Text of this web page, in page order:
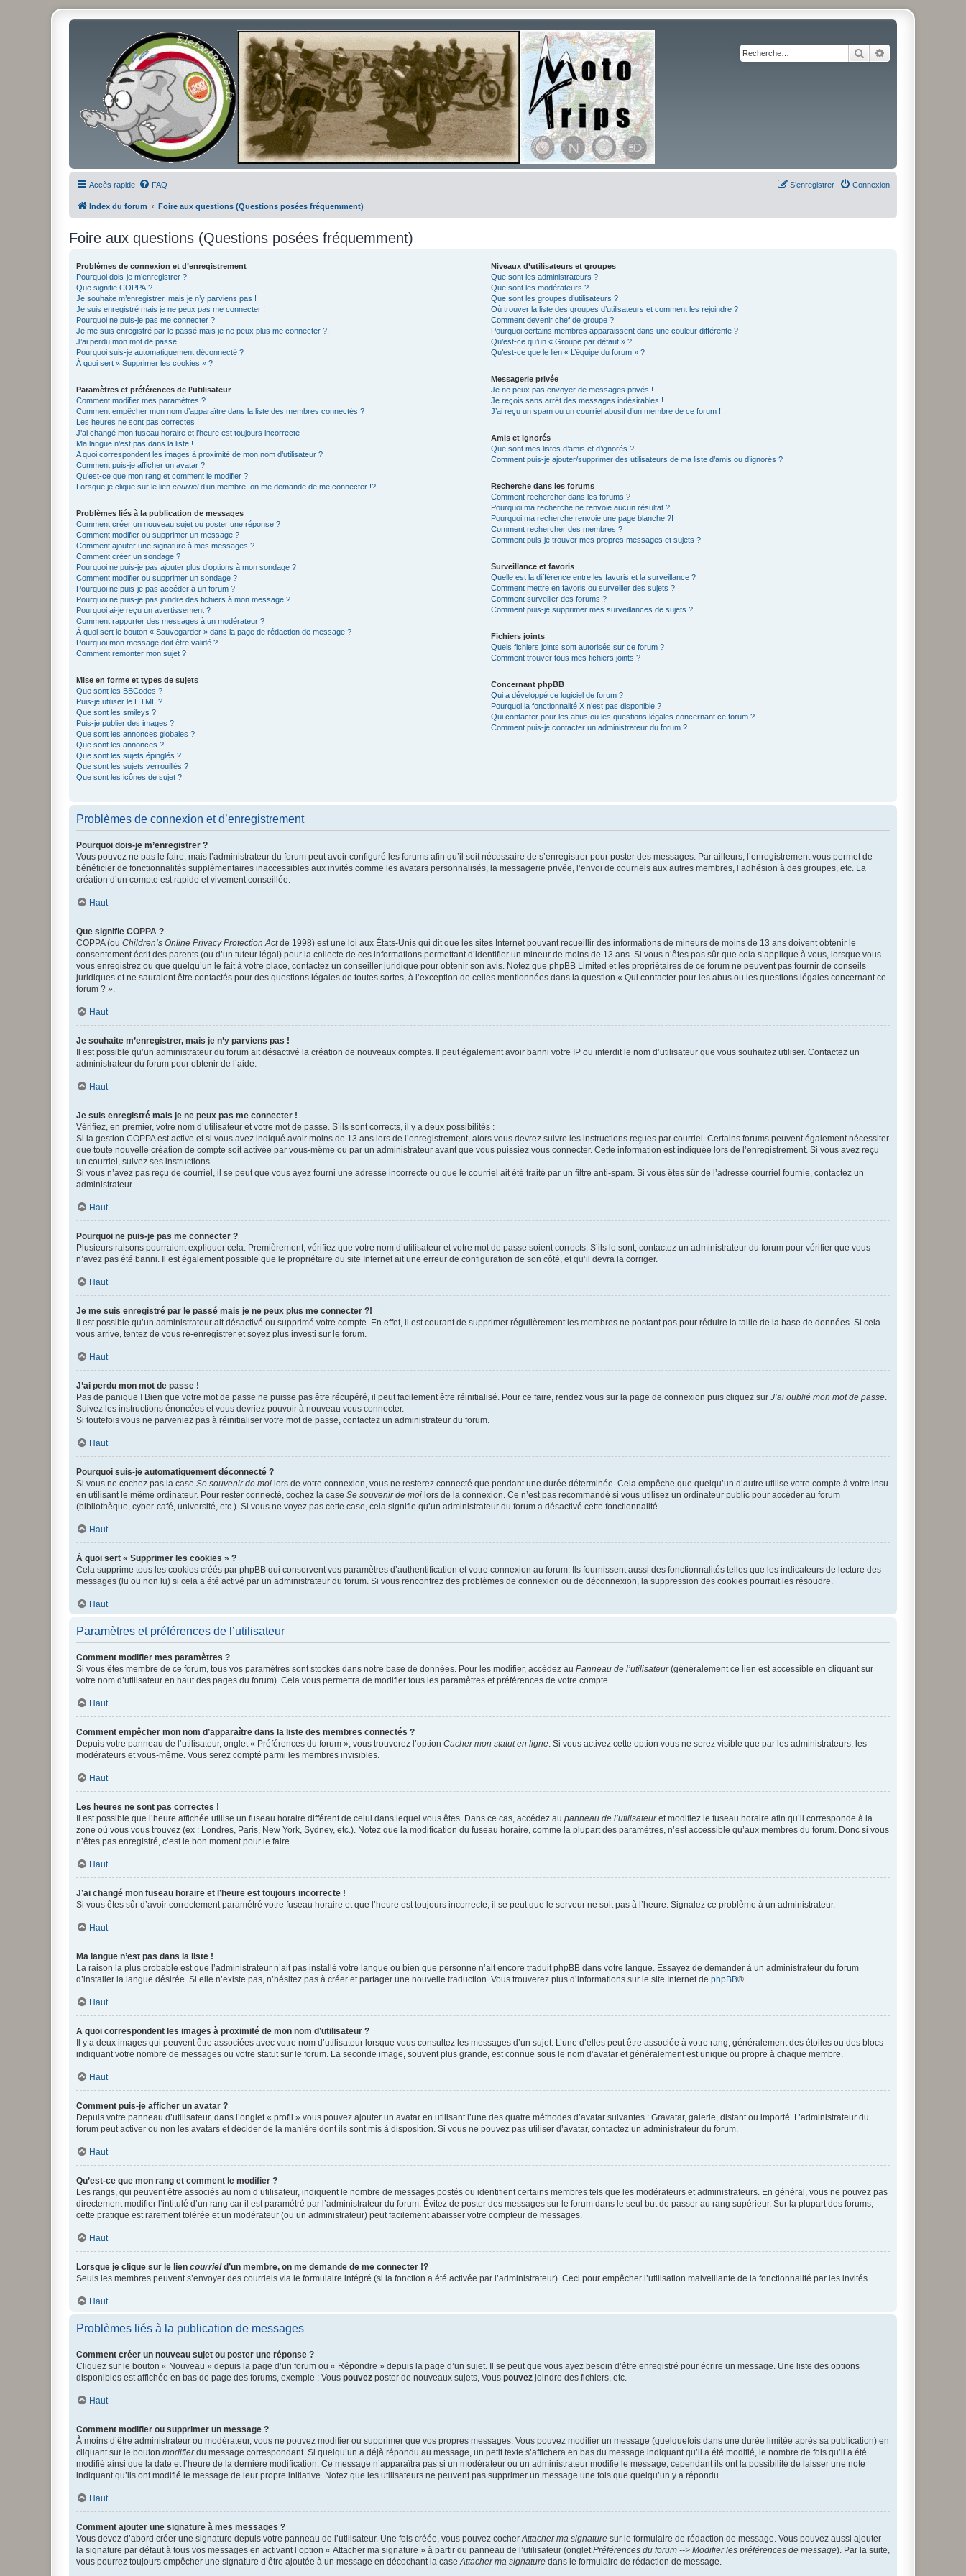
Rechercher
Accès rapide FAQ Connexion
S’enregistrer
Index du forum Foire aux questions (Questions posées fréquemment)
Foire aux questions (Questions posées fréquemment)
Problèmes de connexion et d’enregistrement
Pourquoi dois-je m’enregistrer ?
Que signifie COPPA ?
Je souhaite m’enregistrer, mais je n’y parviens pas !
Je suis enregistré mais je ne peux pas me connecter !
Pourquoi ne puis-je pas me connecter ?
Je me suis enregistré par le passé mais je ne peux plus me connecter ?!
J’ai perdu mon mot de passe !
Pourquoi suis-je automatiquement déconnecté ?
À quoi sert « Supprimer les cookies » ?
Paramètres et préférences de l’utilisateur
Comment modifier mes paramètres ?
Comment empêcher mon nom d’apparaître dans la liste des membres connectés ?
Les heures ne sont pas correctes !
J’ai changé mon fuseau horaire et l’heure est toujours incorrecte !
Ma langue n’est pas dans la liste !
A quoi correspondent les images à proximité de mon nom d’utilisateur ?
Comment puis-je afficher un avatar ?
Qu’est-ce que mon rang et comment le modifier ?
Lorsque je clique sur le lien courrield’un membre, on me demande de me connecter !?
Problèmes liés à la publication de messages
Comment créer un nouveau sujet ou poster une réponse ?
Comment modifier ou supprimer un message ?
Comment ajouter une signature à mes messages ?
Comment créer un sondage ?
Pourquoi ne puis-je pas ajouter plus d’options à mon sondage ?
Comment modifier ou supprimer un sondage ?
Pourquoi ne puis-je pas accéder à un forum ?
Pourquoi ne puis-je pas joindre des fichiers à mon message ?
Pourquoi ai-je reçu un avertissement ?
Comment rapporter des messages à un modérateur ?
À quoi sert le bouton « Sauvegarder » dans la page de rédaction de message ?
Pourquoi mon message doit être validé ?
Comment remonter mon sujet ?
Mise en forme et types de sujets
Que sont les BBCodes ?
Puis-je utiliser le HTML ?
Que sont les smileys ?
Puis-je publier des images ?
Que sont les annonces globales ?
Que sont les annonces ?
Que sont les sujets épinglés ?
Que sont les sujets verrouillés ?
Que sont les icônes de sujet ?
Niveaux d’utilisateurs et groupes
Que sont les administrateurs ?
Que sont les modérateurs ?
Que sont les groupes d’utilisateurs ?
Où trouver la liste des groupes d’utilisateurs et comment les rejoindre ?
Comment devenir chef de groupe ?
Pourquoi certains membres apparaissent dans une couleur différente ?
Qu’est-ce qu’un « Groupe par défaut » ?
Qu’est-ce que le lien « L’équipe du forum » ?
Messagerie privée
Je ne peux pas envoyer de messages privés !
Je reçois sans arrêt des messages indésirables !
J’ai reçu un spam ou un courriel abusif d’un membre de ce forum !
Amis et ignorés
Que sont mes listes d’amis et d’ignorés ?
Comment puis-je ajouter/supprimer des utilisateurs de ma liste d’amis ou d’ignorés ?
Recherche dans les forums
Comment rechercher dans les forums ?
Pourquoi ma recherche ne renvoie aucun résultat ?
Pourquoi ma recherche renvoie une page blanche ?!
Comment rechercher des membres ?
Comment puis-je trouver mes propres messages et sujets ?
Surveillance et favoris
Quelle est la différence entre les favoris et la surveillance ?
Comment mettre en favoris ou surveiller des sujets ?
Comment surveiller des forums ?
Comment puis-je supprimer mes surveillances de sujets ?
Fichiers joints
Quels fichiers joints sont autorisés sur ce forum ?
Comment trouver tous mes fichiers joints ?
Concernant phpBB
Qui a développé ce logiciel de forum ?
Pourquoi la fonctionnalité X n’est pas disponible ?
Qui contacter pour les abus ou les questions légales concernant ce forum ?
Comment puis-je contacter un administrateur du forum ?
Problèmes de connexion et d’enregistrement
Pourquoi dois-je m’enregistrer ?
Vous pouvez ne pas le faire, mais l’administrateur du forum peut avoir configuré les forums afin qu’il soit nécessaire de s’enregistrer pour poster des messages. Par ailleurs, l’enregistrement vous permet de
bénéficier de fonctionnalités supplémentaires inaccessibles aux invités comme les avatars personnalisés, la messagerie privée, l’envoi de courriels aux autres membres, l’adhésion à des groupes, etc. La
création d’un compte est rapide et vivement conseillée.
Haut
Que signifie COPPA ?
COPPA (ou Children’s Online Privacy Protection Actde 1998) est une loi aux États-Unis qui dit que les sites Internet pouvant recueillir des informations de mineurs de moins de 13 ans doivent obtenir le
consentement écrit des parents (ou d’un tuteur légal) pour la collecte de ces informations permettant d’identifier un mineur de moins de 13 ans. Si vous n’êtes pas sûr que cela s’applique à vous, lorsque vous
vous enregistrez ou que quelqu’un le fait à votre place, contactez un conseiller juridique pour obtenir son avis. Notez que phpBB Limited et les propriétaires de ce forum ne peuvent pas fournir de conseils
juridiques et ne sauraient être contactés pour des questions légales de toutes sortes, à l’exception de celles mentionnées dans la question « Qui contacter pour les abus ou les questions légales concernant ce
forum ? ».
Haut
Je souhaite m’enregistrer, mais je n’y parviens pas !
Il est possible qu’un administrateur du forum ait désactivé la création de nouveaux comptes. Il peut également avoir banni votre IP ou interdit le nom d’utilisateur que vous souhaitez utiliser. Contactez un
administrateur du forum pour obtenir de l’aide.
Haut
Je suis enregistré mais je ne peux pas me connecter !
Vérifiez, en premier, votre nom d’utilisateur et votre mot de passe. S’ils sont corrects, il y a deux possibilités :
Si la gestion COPPA est active et si vous avez indiqué avoir moins de 13 ans lors de l’enregistrement, alors vous devrez suivre les instructions reçues par courriel. Certains forums peuvent également nécessiter
que toute nouvelle création de compte soit activée par vous-même ou par un administrateur avant que vous puissiez vous connecter. Cette information est indiquée lors de l’enregistrement. Si vous avez reçu
un courriel, suivez ses instructions.
Si vous n’avez pas reçu de courriel, il se peut que vous ayez fourni une adresse incorrecte ou que le courriel ait été traité par un filtre anti-spam. Si vous êtes sûr de l’adresse courriel fournie, contactez un
administrateur.
Haut
Pourquoi ne puis-je pas me connecter ?
Plusieurs raisons pourraient expliquer cela. Premièrement, vérifiez que votre nom d’utilisateur et votre mot de passe soient corrects. S’ils le sont, contactez un administrateur du forum pour vérifier que vous
n’avez pas été banni. Il est également possible que le propriétaire du site Internet ait une erreur de configuration de son côté, et qu’il devra la corriger.
Haut
Je me suis enregistré par le passé mais je ne peux plus me connecter ?!
Il est possible qu’un administrateur ait désactivé ou supprimé votre compte. En effet, il est courant de supprimer régulièrement les membres ne postant pas pour réduire la taille de la base de données. Si cela
vous arrive, tentez de vous ré-enregistrer et soyez plus investi sur le forum.
Haut
J’ai perdu mon mot de passe !
Pas de panique ! Bien que votre mot de passe ne puisse pas être récupéré, il peut facilement être réinitialisé. Pour ce faire, rendez vous sur la page de connexion puis cliquez sur J’ai oublié mon mot de passe.
Suivez les instructions énoncées et vous devriez pouvoir à nouveau vous connecter.
Si toutefois vous ne parveniez pas à réinitialiser votre mot de passe, contactez un administrateur du forum.
Haut
Pourquoi suis-je automatiquement déconnecté ?
Si vous ne cochez pas la case Se souvenir de moi lors de votre connexion, vous ne resterez connecté que pendant une durée déterminée. Cela empêche que quelqu’un d’autre utilise votre compte à votre insu
en utilisant le même ordinateur. Pour rester connecté, cochez la case Se souvenir de moi lors de la connexion. Ce n’est pas recommandé si vous utilisez un ordinateur public pour accéder au forum
(bibliothèque, cyber-café, université, etc.). Si vous ne voyez pas cette case, cela signifie qu’un administrateur du forum a désactivé cette fonctionnalité.
Haut
À quoi sert « Supprimer les cookies » ?
Cela supprime tous les cookies créés par phpBB qui conservent vos paramètres d’authentification et votre connexion au forum. Ils fournissent aussi des fonctionnalités telles que les indicateurs de lecture des
messages (lu ou non lu) si cela a été activé par un administrateur du forum. Si vous rencontrez des problèmes de connexion ou de déconnexion, la suppression des cookies pourrait les résoudre.
Haut
Paramètres et préférences de l’utilisateur
Comment modifier mes paramètres ?
Si vous êtes membre de ce forum, tous vos paramètres sont stockés dans notre base de données. Pour les modifier, accédez au Panneau de l’utilisateur(généralement ce lien est accessible en cliquant sur
votre nom d’utilisateur en haut des pages du forum). Cela vous permettra de modifier tous les paramètres et préférences de votre compte.
Haut
Comment empêcher mon nom d’apparaître dans la liste des membres connectés ?
Depuis votre panneau de l’utilisateur, onglet « Préférences du forum », vous trouverez l’option Cacher mon statut en ligne. Si vous activez cette option vous ne serez visible que par les administrateurs, les
modérateurs et vous-même. Vous serez compté parmi les membres invisibles.
Haut
Les heures ne sont pas correctes !
Il est possible que l’heure affichée utilise un fuseau horaire différent de celui dans lequel vous êtes. Dans ce cas, accédez au panneau de l’utilisateuret modifiez le fuseau horaire afin qu’il corresponde à la
zone où vous vous trouvez (ex : Londres, Paris, New York, Sydney, etc.). Notez que la modification du fuseau horaire, comme la plupart des paramètres, n’est accessible qu’aux membres du forum. Donc si vous
n’êtes pas enregistré, c’est le bon moment pour le faire.
Haut
J’ai changé mon fuseau horaire et l’heure est toujours incorrecte !
Si vous êtes sûr d’avoir correctement paramétré votre fuseau horaire et que l’heure est toujours incorrecte, il se peut que le serveur ne soit pas à l’heure. Signalez ce problème à un administrateur.
Haut
Ma langue n’est pas dans la liste !
La raison la plus probable est que l’administrateur n’ait pas installé votre langue ou bien que personne n’ait encore traduit phpBB dans votre langue. Essayez de demander à un administrateur du forum
d’installer la langue désirée. Si elle n’existe pas, n’hésitez pas à créer et partager une nouvelle traduction. Vous trouverez plus d’informations sur le site Internet de phpBB®.
Haut
A quoi correspondent les images à proximité de mon nom d’utilisateur ?
Il y a deux images qui peuvent être associées avec votre nom d’utilisateur lorsque vous consultez les messages d’un sujet. L’une d’elles peut être associée à votre rang, généralement des étoiles ou des blocs
indiquant votre nombre de messages ou votre statut sur le forum. La seconde image, souvent plus grande, est connue sous le nom d’avatar et généralement est unique ou propre à chaque membre.
Haut
Comment puis-je afficher un avatar ?
Depuis votre panneau d’utilisateur, dans l’onglet « profil » vous pouvez ajouter un avatar en utilisant l’une des quatre méthodes d’avatar suivantes : Gravatar, galerie, distant ou importé. L’administrateur du
forum peut activer ou non les avatars et décider de la manière dont ils sont mis à disposition. Si vous ne pouvez pas utiliser d’avatar, contactez un administrateur du forum.
Haut
Qu’est-ce que mon rang et comment le modifier ?
Les rangs, qui peuvent être associés au nom d’utilisateur, indiquent le nombre de messages postés ou identifient certains membres tels que les modérateurs et administrateurs. En général, vous ne pouvez pas
directement modifier l’intitulé d’un rang car il est paramétré par l’administrateur du forum. Évitez de poster des messages sur le forum dans le seul but de passer au rang supérieur. Sur la plupart des forums,
cette pratique est rarement tolérée et un modérateur (ou un administrateur) peut facilement abaisser votre compteur de messages.
Haut
Lorsque je clique sur le lien courrield’un membre, on me demande de me connecter !?
Seuls les membres peuvent s’envoyer des courriels via le formulaire intégré (si la fonction a été activée par l’administrateur). Ceci pour empêcher l’utilisation malveillante de la fonctionnalité par les invités.
Haut
Problèmes liés à la publication de messages
Comment créer un nouveau sujet ou poster une réponse ?
Cliquez sur le bouton « Nouveau » depuis la page d’un forum ou « Répondre » depuis la page d’un sujet. Il se peut que vous ayez besoin d’être enregistré pour écrire un message. Une liste des options
disponibles est affichée en bas de page des forums, exemple : Vous pouvez poster de nouveaux sujets, Vous pouvez joindre des fichiers, etc.
Haut
Comment modifier ou supprimer un message ?
À moins d’être administrateur ou modérateur, vous ne pouvez modifier ou supprimer que vos propres messages. Vous pouvez modifier un message (quelquefois dans une durée limitée après sa publication) en
cliquant sur le bouton modifierdu message correspondant. Si quelqu’un a déjà répondu au message, un petit texte s’affichera en bas du message indiquant qu’il a été modifié, le nombre de fois qu’il a été
modifié ainsi que la date et l’heure de la dernière modification. Ce message n’apparaîtra pas si un modérateur ou un administrateur modifie le message, cependant ils ont la possibilité de laisser une note
indiquant qu’ils ont modifié le message de leur propre initiative. Notez que les utilisateurs ne peuvent pas supprimer un message une fois que quelqu’un y a répondu.
Haut
Comment ajouter une signature à mes messages ?
Vous devez d’abord créer une signature depuis votre panneau de l’utilisateur. Une fois créée, vous pouvez cocherAttacher ma signature sur le formulaire de rédaction de message. Vous pouvez aussi ajouter
la signature par défaut à tous vos messages en activant l’option « Attacher ma signature » à partir du panneau de l’utilisateur (ongletPréférences du forum --> Modifier les préférences de message). Par la suite,
vous pourrez toujours empêcher une signature d’être ajoutée à un message en décochant la caseAttacher ma signature dans le formulaire de rédaction de message.